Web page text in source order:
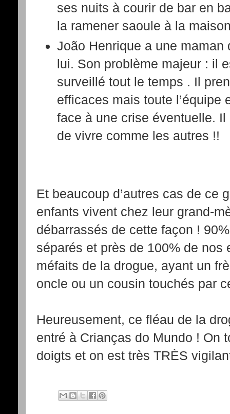
ses nuits à courir de bar en
la ramener saoule à la
João Henrique a une maman
lui. Son problème majeur : il
surveillé tout le temps . Il
efficaces mais toute l’équipe
face à une crise éventuelle.
de vivre comme les autres !!
Et beaucoup d’autres cas de ce
enfants vivent chez leur grand-
débarrassés de cette façon !
séparés et près de 100% de nos
méfaits de la drogue, ayant un
oncle ou un cousin touchés par
Heureusement, ce fléau de la
entré à Crianças do Mundo ! On
doigts et on est très TRÈS